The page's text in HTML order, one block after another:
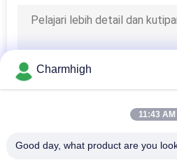
Charmhigh
11:43 AM
Good day, what product are you